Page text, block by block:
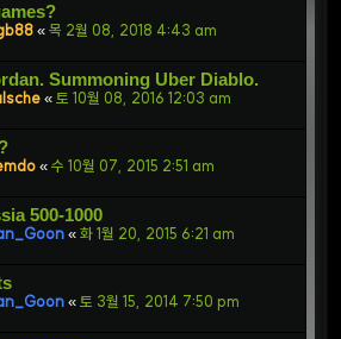
« 목 2월 08, 2018 4:43 am
Summoning Uber Diablo.
« 토 10월 08, 2016 12:03 am
« 수 10월 07, 2015 2:51 am
500-1000
« 화 1월 20, 2015 6:21 am
« 토 3월 15, 2014 7:50 pm